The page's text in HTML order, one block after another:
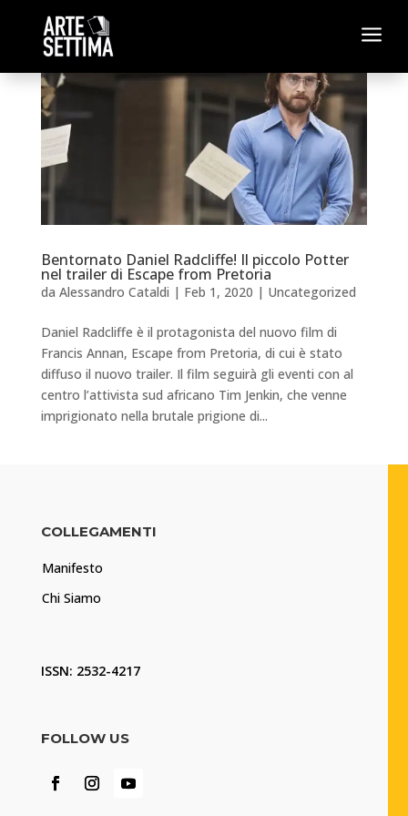
a
Bentornato Daniel Radcliffe! Il piccolo Potter
nel trailer di Escape from Pretoria
da Alessandro Cataldi | Feb 1, 2020 | Uncategorized
Daniel Radcliffe è il protagonista del nuovo film di
Francis Annan, Escape from Pretoria, di cui è stato
diffuso il nuovo trailer. Il film seguirà gli eventi con al
centro l’attivista sud africano Tim Jenkin, che venne
imprigionato nella brutale prigione di...
COLLEGAMENTI
Manifesto
Chi Siamo
ISSN: 2532-4217
FOLLOW US